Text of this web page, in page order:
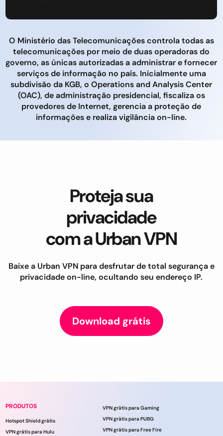
O Ministério das Telecomunicações controla todas as
telecomunicações por meio de duas operadoras do
governo, as únicas autorizadas a administrar e fornecer
serviços de informação no país. Inicialmente uma
subdivisão da KGB, o Operations and Analysis Center
(OAC), de administração presidencial, fiscaliza os
provedores de Internet, gerencia a proteção de
informações e realiza vigilância on-line.
Proteja sua
privacidade
com a Urban VPN
Baixe a Urban VPN para desfrutar de total segurança e
privacidade on-line, ocultando seu endereço IP.
Download grátis
PRODUTOS
Hotspot Shield grátis
VPN grátis para Hulu
VPN grátis para Gaming
VPN grátis para PUBG
VPN grátis para Free Fire